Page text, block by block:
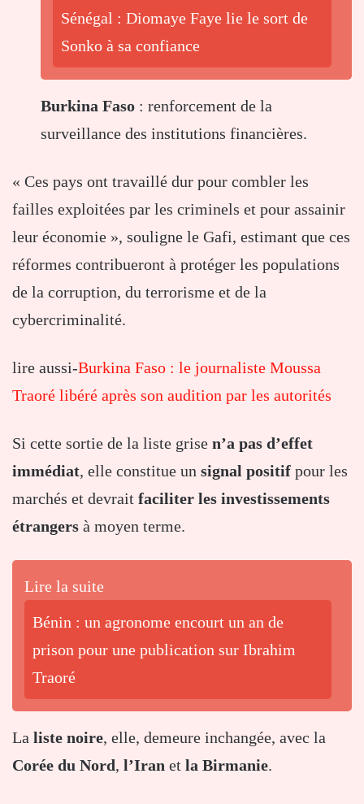
Sénégal : Diomaye Faye lie le sort de
Sonko à sa confiance
Burkina Faso : renforcement de la
surveillance des institutions financières.
« Ces pays ont travaillé dur pour combler les
failles exploitées par les criminels et pour assainir
leur économie », souligne le Gafi, estimant que ces
réformes contribueront à protéger les populations
de la corruption, du terrorisme et de la
cybercriminalité.
lire aussi-Burkina Faso : le journaliste Moussa
Traoré libéré après son audition par les autorités
Si cette sortie de la liste grise n’a pas d’effet
immédiat, elle constitue un signal positif pour les
marchés et devrait faciliter les investissements
étrangers à moyen terme.
Lire la suite
Bénin : un agronome encourt un an de
prison pour une publication sur Ibrahim
Traoré
La liste noire, elle, demeure inchangée, avec la
Corée du Nord, l’Iran et la Birmanie.